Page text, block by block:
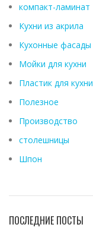
компакт-ламинат
Кухни из акрила
Кухонные фасады
Мойки для кухни
Пластик для кухни
Полезное
Производство
столешницы
Шпон
ПОСЛЕДНИЕ ПОСТЫ